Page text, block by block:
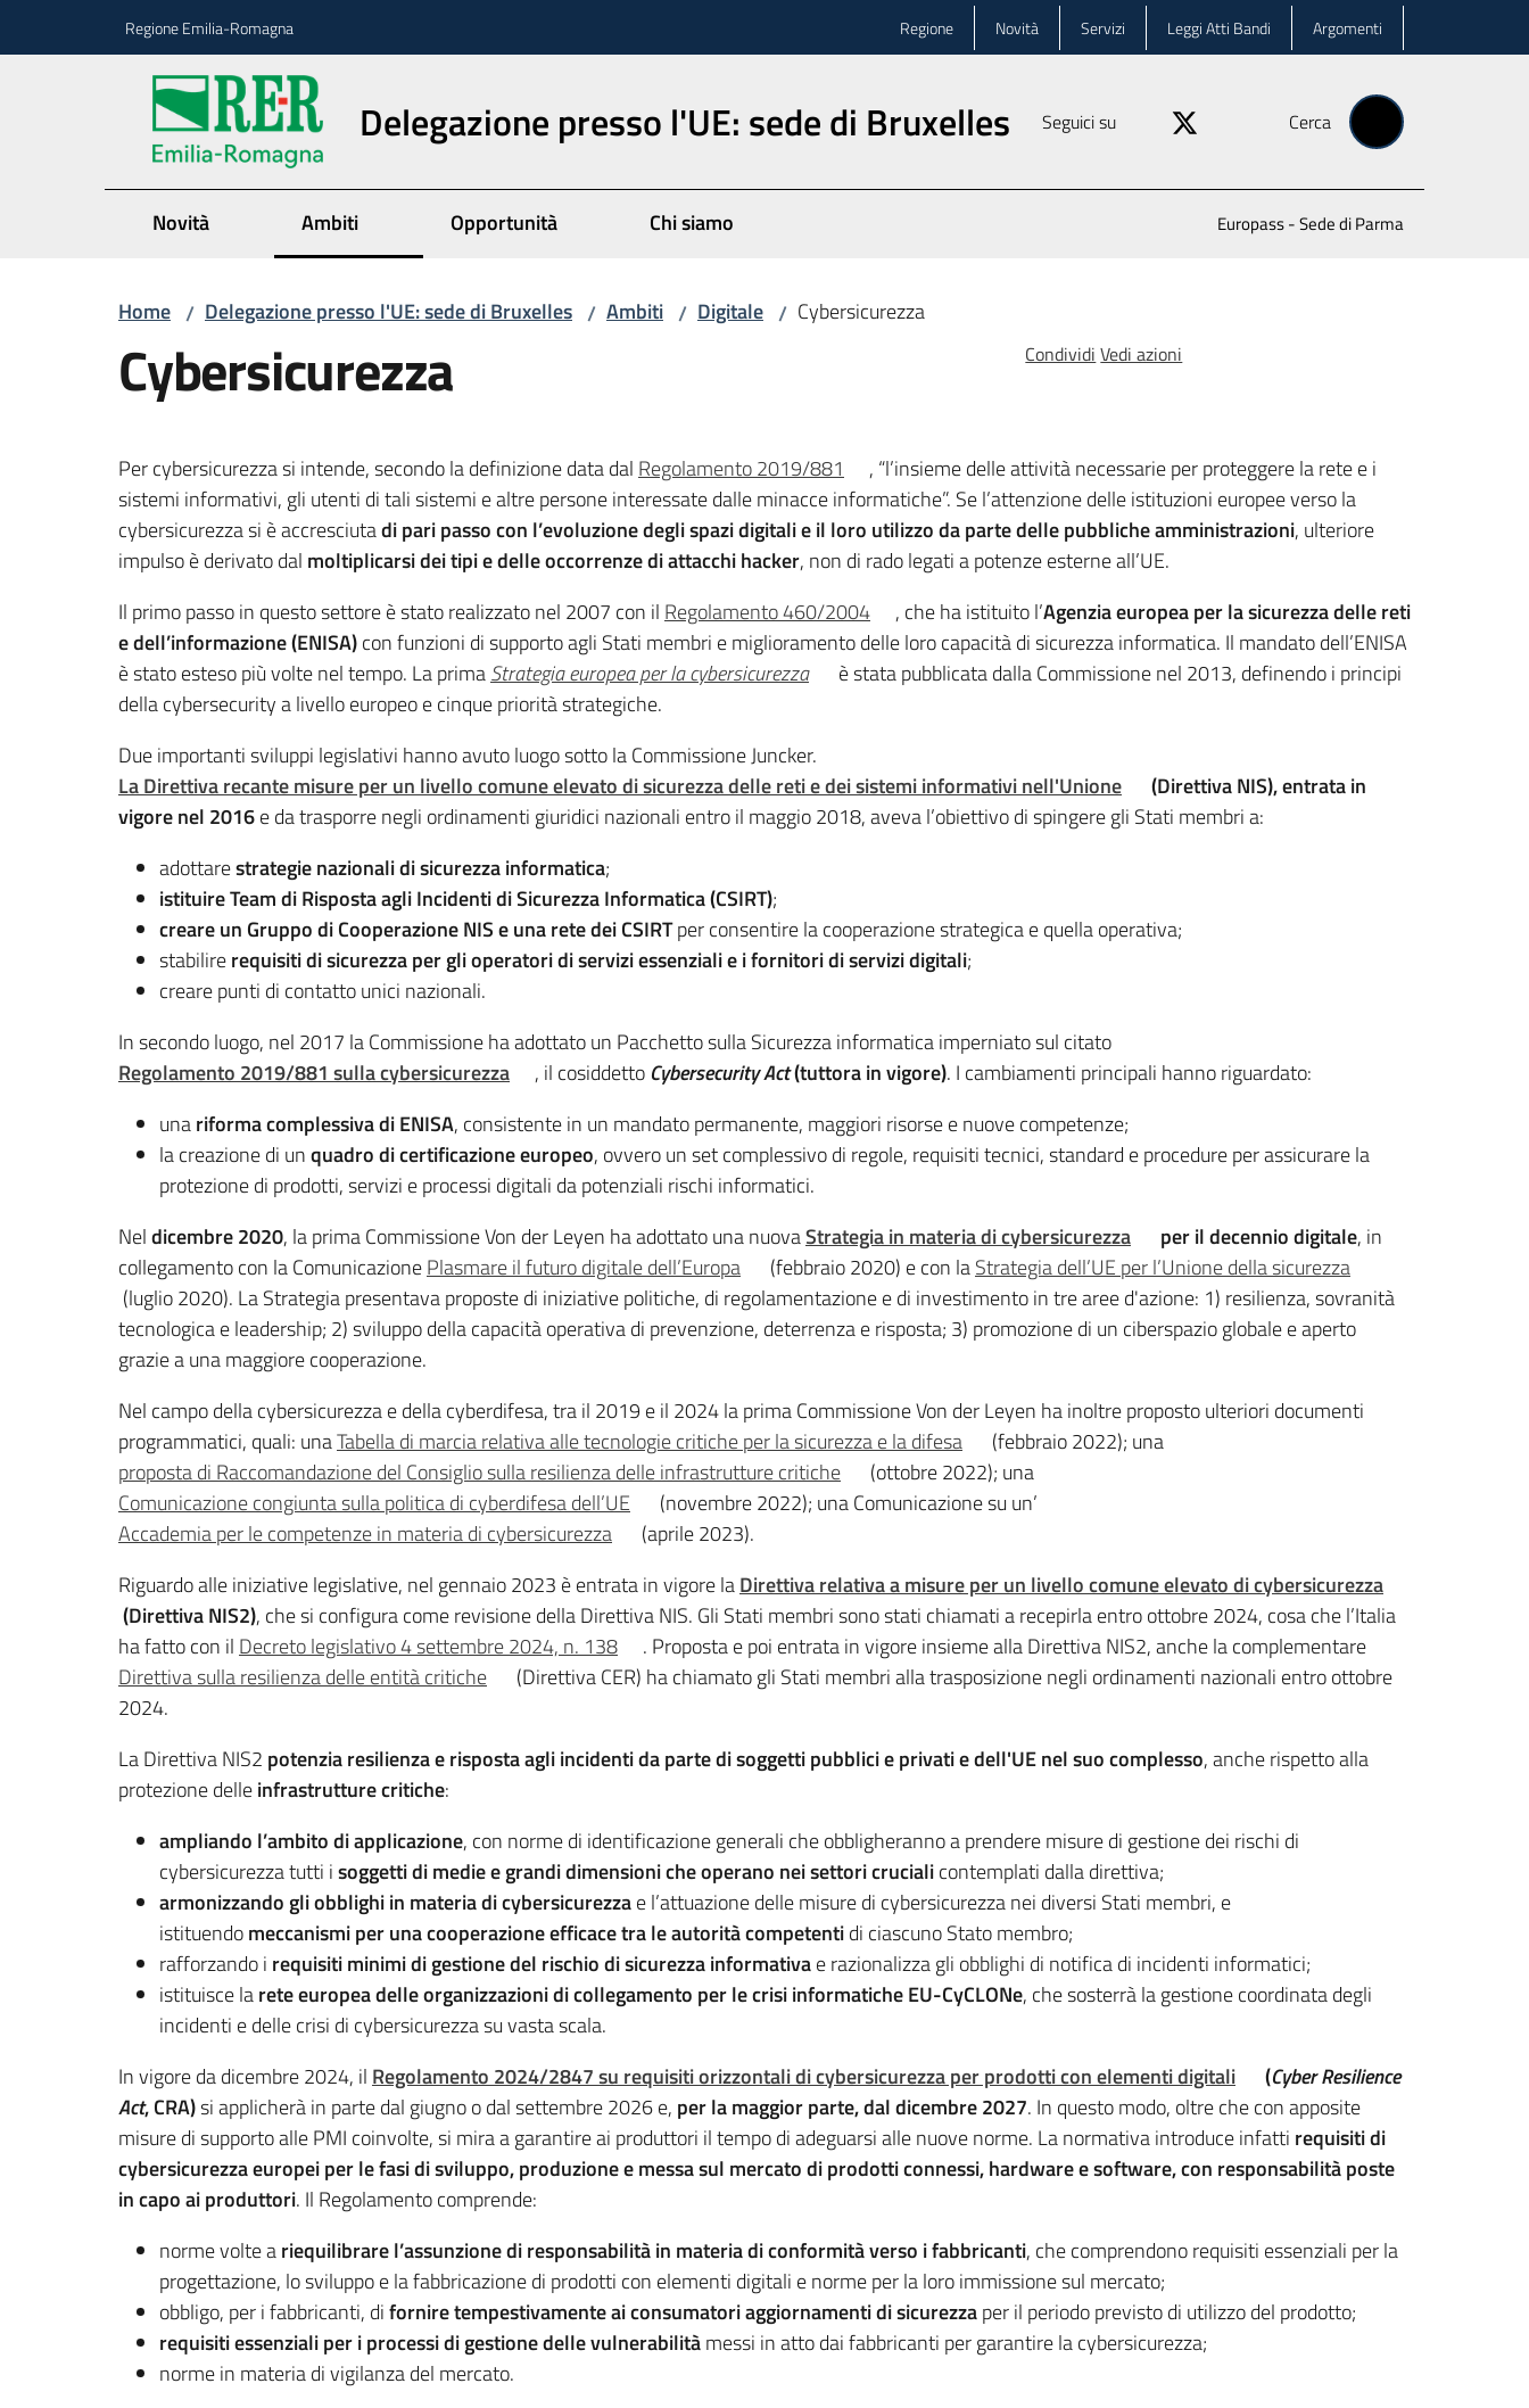
Regione Emilia-Romagna Regione Novità Servizi Leggi Atti Bandi Argomenti
Delegazione presso l'UE: sede di Bruxelles Seguici su Cerca
Novità Ambiti Opportunità Chi siamo Europass - Sede di Parma
Home / Delegazione presso l'UE: sede di Bruxelles / Ambiti / Digitale / Cybersicurezza
Cybersicurezza Condividi Vedi azioni
Per cybersicurezza si intende, secondo la definizione data dal Regolamento 2019/881
, “l’insieme delle attività necessarie per proteggere la rete e i
sistemi informativi, gli utenti di tali sistemi e altre persone interessate dalle minacce informatiche”. Se l’attenzione delle istituzioni europee verso la
cybersicurezza si è accresciutadi pari passo con l’evoluzione degli spazi digitali e il loro utilizzo da parte delle pubbliche amministrazioni, ulteriore
impulso è derivato dal moltiplicarsi dei tipi e delle occorrenze di attacchi hacker, non di rado legati a potenze esterne all’UE.
Il primo passo in questo settore è stato realizzato nel 2007 con il Regolamento 460/2004 , che ha istituito l’Agenzia europea per la sicurezza delle reti
e dell’informazione (ENISA)con funzioni di supporto agli Stati membri e miglioramento delle loro capacità di sicurezza informatica. Il mandato dell’ENISA
è stato esteso più volte nel tempo. La primaStrategia europea per la cybersicurezza
è stata pubblicata dalla Commissione nel 2013, definendo i principi
della cybersecurity a livello europeo e cinque priorità strategiche.
Due importanti sviluppi legislativi hanno avuto luogo sotto la Commissione Juncker.
La Direttiva recante misure per un livello comune elevato di sicurezza delle reti e dei sistemi informativi nell'Unione
(Direttiva NIS), entrata in
vigore nel 2016e da trasporre negli ordinamenti giuridici nazionali entro il maggio 2018, aveva l’obiettivo di spingere gli Stati membri a:
adottarestrategie nazionali di sicurezza informatica;
istituire Team di Risposta agli Incidenti di Sicurezza Informatica (CSIRT);
creare un Gruppo di Cooperazione NIS e una rete dei CSIRTper consentire la cooperazione strategica e quella operativa;
stabilirerequisiti di sicurezza per gli operatori di servizi essenziali e i fornitori di servizi digitali;
creare punti di contatto unici nazionali.
In secondo luogo, nel 2017 la Commissione ha adottato un Pacchetto sulla Sicurezza informatica imperniato sul citato
Regolamento 2019/881 sulla cybersicurezza
, il cosiddetto Cybersecurity Act(tuttora in vigore). I cambiamenti principali hanno riguardato:
unariforma complessiva di ENISA, consistente in un mandato permanente, maggiori risorse e nuove competenze;
la creazione di unquadro di certificazione europeo, ovvero un set complessivo di regole, requisiti tecnici, standard e procedure per assicurare la
protezione di prodotti, servizi e processi digitali da potenziali rischi informatici.
Neldicembre 2020, la prima Commissione Von der Leyen ha adottato una nuovaStrategia in materia di cybersicurezza per il decennio digitale, in
collegamento con la ComunicazionePlasmare il futuro digitale dell’Europa (febbraio 2020) e con laStrategia dell’UE per l’Unione della sicurezza
(luglio 2020). La Strategia presentava proposte di iniziative politiche, di regolamentazione e di investimento in tre aree d'azione: 1) resilienza, sovranità
tecnologica e leadership; 2) sviluppo della capacità operativa di prevenzione, deterrenza e risposta; 3) promozione di un ciberspazio globale e aperto
grazie a una maggiore cooperazione.
Nel campo della cybersicurezza e della cyberdifesa, tra il 2019 e il 2024 la prima Commissione Von der Leyen ha inoltre proposto ulteriori documenti
programmatici, quali: unaTabella di marcia relativa alle tecnologie critiche per la sicurezza e la difesa
(febbraio 2022); una
proposta di Raccomandazione del Consiglio sulla resilienza delle infrastrutture critiche
(ottobre 2022); una
Comunicazione congiunta sulla politica di cyberdifesa dell’UE
(novembre 2022); una Comunicazione su un’
Accademia per le competenze in materia di cybersicurezza
(aprile 2023).
Riguardo alle iniziative legislative, nel gennaio 2023 è entrata in vigore laDirettiva relativa a misure per un livello comune elevato di cybersicurezza
(Direttiva NIS2), che si configura come revisione della Direttiva NIS. Gli Stati membri sono stati chiamati a recepirla entro ottobre 2024, cosa che l’Italia
ha fatto con il Decreto legislativo 4 settembre 2024, n. 138
. Proposta e poi entrata in vigore insieme alla Direttiva NIS2, anche la complementare
Direttiva sulla resilienza delle entità critiche
(Direttiva CER) ha chiamato gli Stati membri alla trasposizione negli ordinamenti nazionali entro ottobre
2024.
La Direttiva NIS2 potenzia resilienza e risposta agli incidenti da parte di soggetti pubblici e privati e dell'UE nel suo complesso, anche rispetto alla
protezione delleinfrastrutture critiche:
ampliando l’ambito di applicazione, con norme di identificazione generali che obbligheranno a prendere misure di gestione dei rischi di
cybersicurezza tutti isoggetti di medie e grandi dimensioni che operano nei settori crucialicontemplati dalla direttiva;
armonizzando gli obblighi in materia di cybersicurezzae l’attuazione delle misure di cybersicurezza nei diversi Stati membri, e
istituendomeccanismi per una cooperazione efficace tra le autorità competentidi ciascuno Stato membro;
rafforzando i requisiti minimi di gestione del rischio di sicurezza informativae razionalizza gli obblighi di notifica di incidenti informatici;
istituisce larete europea delle organizzazioni di collegamento per le crisi informatiche EU-CyCLONe, che sosterrà la gestione coordinata degli
incidenti e delle crisi di cybersicurezza su vasta scala.
In vigore da dicembre 2024, il Regolamento 2024/2847 su requisiti orizzontali di cybersicurezza per prodotti con elementi digitali (Cyber Resilience
Act, CRA)si applicherà in parte dal giugno o dal settembre 2026 e, per la maggior parte, dal dicembre 2027. In questo modo, oltre che con apposite
misure di supporto alle PMI coinvolte, si mira a garantire ai produttori il tempo di adeguarsi alle nuove norme. La normativa introduce infatti requisiti di
cybersicurezza europei per le fasi di sviluppo, produzione e messa sul mercato di prodotti connessi, hardware e software, con responsabilità poste
in capo ai produttori. Il Regolamento comprende:
norme volte ariequilibrare l’assunzione di responsabilità in materia di conformità verso i fabbricanti, che comprendono requisiti essenziali per la
progettazione, lo sviluppo e la fabbricazione di prodotti con elementi digitali e norme per la loro immissione sul mercato;
obbligo, per i fabbricanti, difornire tempestivamente ai consumatori aggiornamenti di sicurezzaper il periodo previsto di utilizzo del prodotto;
requisiti essenziali per i processi di gestione delle vulnerabilitàmessi in atto dai fabbricanti per garantire la cybersicurezza;
norme in materia di vigilanza del mercato.